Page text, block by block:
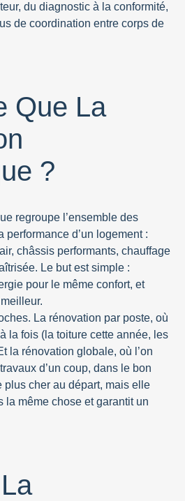
du diagnostic à la conformité,
de coordination entre corps de
Que La
?
regroupe l’ensemble des
d’un logement :
châssis performants, chauffage
Le but est simple :
pour le même confort, et
La rénovation par poste, où
la fois (la toiture cette année, les
la rénovation globale, où l’on
d’un coup, dans le bon
plus cher au départ, mais elle
la même chose et garantit un